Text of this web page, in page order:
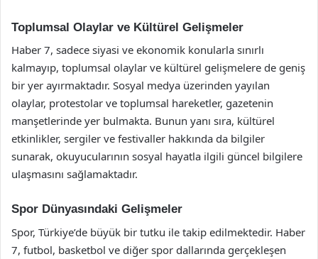
Toplumsal Olaylar ve Kültürel Gelişmeler
Haber 7, sadece siyasi ve ekonomik konularla sınırlı
kalmayıp, toplumsal olaylar ve kültürel gelişmelere de geniş
bir yer ayırmaktadır. Sosyal medya üzerinden yayılan
olaylar, protestolar ve toplumsal hareketler, gazetenin
manşetlerinde yer bulmakta. Bunun yanı sıra, kültürel
etkinlikler, sergiler ve festivaller hakkında da bilgiler
sunarak, okuyucularının sosyal hayatla ilgili güncel bilgilere
ulaşmasını sağlamaktadır.
Spor Dünyasındaki Gelişmeler
Spor, Türkiye’de büyük bir tutku ile takip edilmektedir. Haber
7, futbol, basketbol ve diğer spor dallarında gerçekleşen